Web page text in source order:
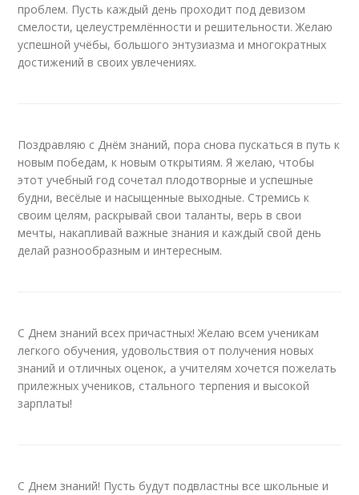
проблем. Пусть каждый день проходит под девизом
смелости, целеустремлённости и решительности. Желаю
успешной учёбы, большого энтузиазма и многократных
достижений в своих увлечениях.
Поздравляю с Днём знаний, пора снова пускаться в путь к
новым победам, к новым открытиям. Я желаю, чтобы
этот учебный год сочетал плодотворные и успешные
будни, весёлые и насыщенные выходные. Стремись к
своим целям, раскрывай свои таланты, верь в свои
мечты, накапливай важные знания и каждый свой день
делай разнообразным и интересным.
С Днем знаний всех причастных! Желаю всем ученикам
легкого обучения, удовольствия от получения новых
знаний и отличных оценок, а учителям хочется пожелать
прилежных учеников, стального терпения и высокой
зарплаты!
С Днем знаний! Пусть будут подвластны все школьные и